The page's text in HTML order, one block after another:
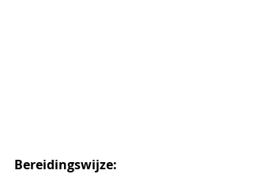
Bereidingswijze: